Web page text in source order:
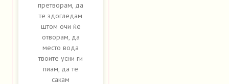
претворам, да
те здогледам
штом очи ќе
отворам, да
место вода
твоите усни ги
пиам, да те
сакам